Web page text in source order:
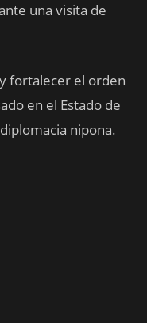
una visita de
fortalecer el orden
en el Estado de
nipona.